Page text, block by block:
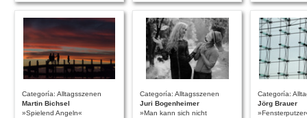
Categoría: Alltagsszenen
Martin Bichsel
»Spielend Angeln«
Categoría: Alltagsszenen
Juri Bogenheimer
»Man kann sich nicht
Categoría:
Jörg Brauer